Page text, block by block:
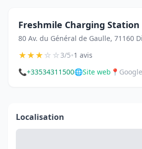
Freshmile Charging Station
80 Av. du Général de Gaulle, 71160
★★★☆☆3/5•1 avis
📞+33534311500🌐Site web 📍
Localisation